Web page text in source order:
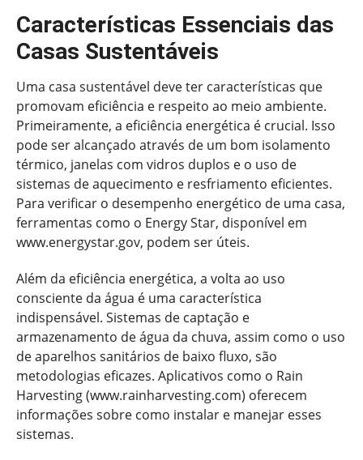
Características Essenciais das
Casas Sustentáveis
Uma casa sustentável deve ter características que
promovam eficiência e respeito ao meio ambiente.
Primeiramente, a eficiência energética é crucial. Isso
pode ser alcançado através de um bom isolamento
térmico, janelas com vidros duplos e o uso de
sistemas de aquecimento e resfriamento eficientes.
Para verificar o desempenho energético de uma casa,
ferramentas como o Energy Star, disponível em
www.energystar.gov, podem ser úteis.
Além da eficiência energética, a volta ao uso
consciente da água é uma característica
indispensável. Sistemas de captação e
armazenamento de água da chuva, assim como o uso
de aparelhos sanitários de baixo fluxo, são
metodologias eficazes. Aplicativos como o Rain
Harvesting (www.rainharvesting.com) oferecem
informações sobre como instalar e manejar esses
sistemas.